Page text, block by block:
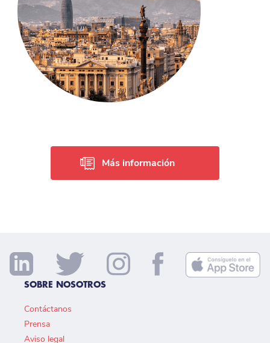
Más información
SOBRE NOSOTROS
Contáctanos
Prensa
Aviso legal